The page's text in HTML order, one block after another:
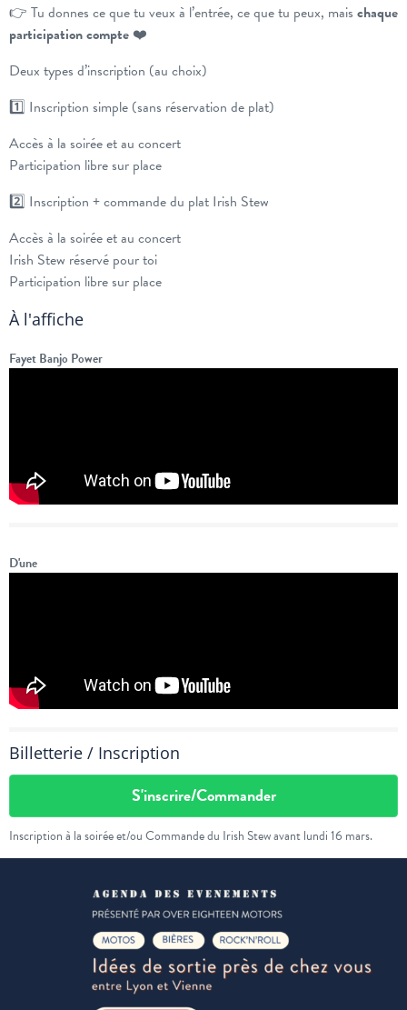
👉 Tu donnes ce que tu veux à l’entrée, ce que tu peux, mais chaque
participation compte ❤️
Deux types d’inscription (au choix)
1️⃣ Inscription simple (sans réservation de plat)
Accès à la soirée et au concert
Participation libre sur place
2️⃣ Inscription + commande du plat Irish Stew
Accès à la soirée et au concert
Irish Stew réservé pour toi
Participation libre sur place
À l'affiche
Fayet Banjo Power
D'une
Billetterie / Inscription
S'inscrire/Commander
Inscription à la soirée et/ou Commande du Irish Stew avant lundi 16 mars.